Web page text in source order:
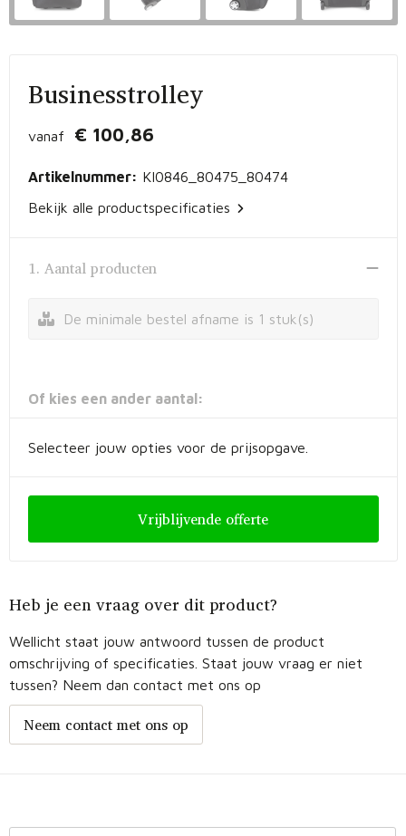
Vrije tijd en Strand
Schrijfwaren
Waterflessen
Kids & games
Kinderen, Peuters en Baby's
Themapakketten
Peuters en Baby's
Gilets
Polo's
Documententassen
Sporttassen
Draagtassen
Lunchtassen
Duffeltassen
Matrozentassen
Fietstassen
Opbergtassen
Toilettassen
Golftassen
Promotietassen
Goodiebags
Businesstrolley
vanaf € 100,86
Artikelnummer: KI0846_80475_80474
Bekijk alle productspecificaties
1. Aantal producten
De minimale bestel afname is 1 stuk(s)
Of kies een ander aantal:
Selecteer jouw opties voor de prijsopgave.
Vrijblijvende offerte
Heb je een vraag over dit product?
Wellicht staat jouw antwoord tussen de product
omschrijving of specificaties. Staat jouw vraag er niet
tussen? Neem dan contact met ons op
Neem contact met ons op